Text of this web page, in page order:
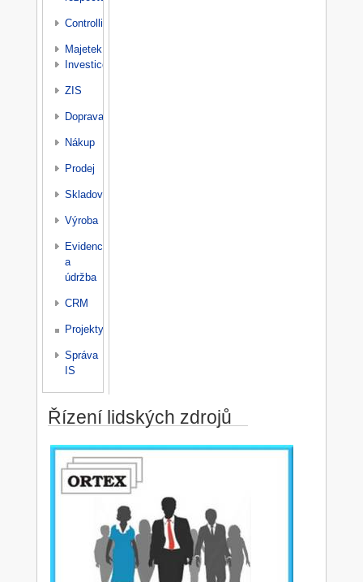
Controlling
Majetek
Investice
ZIS
Doprava
Nákup
Prodej
Skladování
Výroba
Evidence
a
údržba
CRM
Projekty
Správa
IS
Řízení lidských zdrojů